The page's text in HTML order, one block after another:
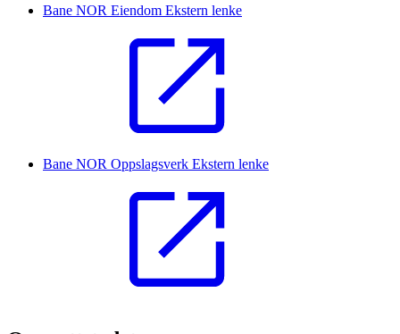
Bane NOR Eiendom Ekstern lenke
Bane NOR Oppslagsverk Ekstern lenke